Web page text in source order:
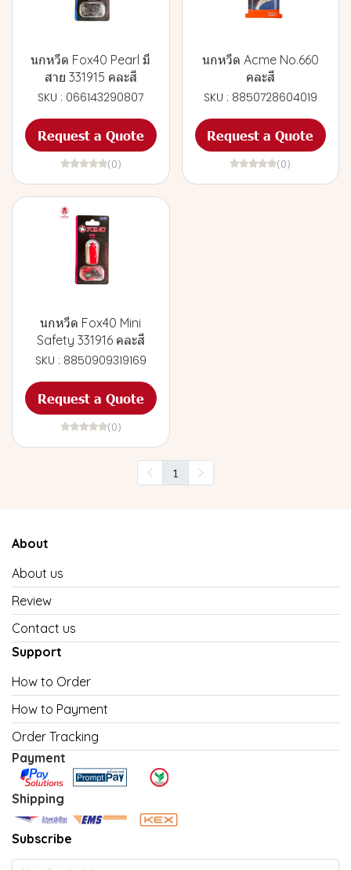
นกหวีด Fox40 Pearl มี
สาย 331915 คละสี
SKU : 066143290807
Request a Quote
(0)
นกหวีด Acme No.660
คละสี
SKU : 8850728604019
Request a Quote
(0)
นกหวีด Fox40 Mini
Safety 331916 คละสี
SKU : 8850909319169
Request a Quote
(0)
1
About
About us
Review
Contact us
Support
How to Order
How to Payment
Order Tracking
Payment
Shipping
Subscribe